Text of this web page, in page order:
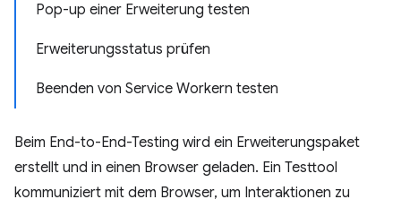
Pop-up einer Erweiterung testen
Erweiterungsstatus prüfen
Beenden von Service Workern testen
Beim End-to-End-Testing wird ein Erweiterungspaket
erstellt und in einen Browser geladen. Ein Testtool
kommuniziert mit dem Browser, um Interaktionen zu